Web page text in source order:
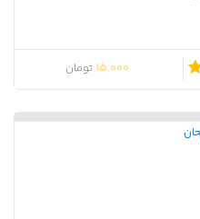
15,000 تومان